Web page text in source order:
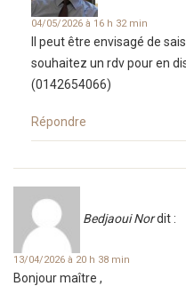
04/05/2026 à 16 h 32 min
Il peut être envisagé de
souhaitez un rdv pour en
(0142654066)
Répondre
Bedjaoui Nordit :
13/04/2026 à 20 h 38 min
Bonjour maître ,